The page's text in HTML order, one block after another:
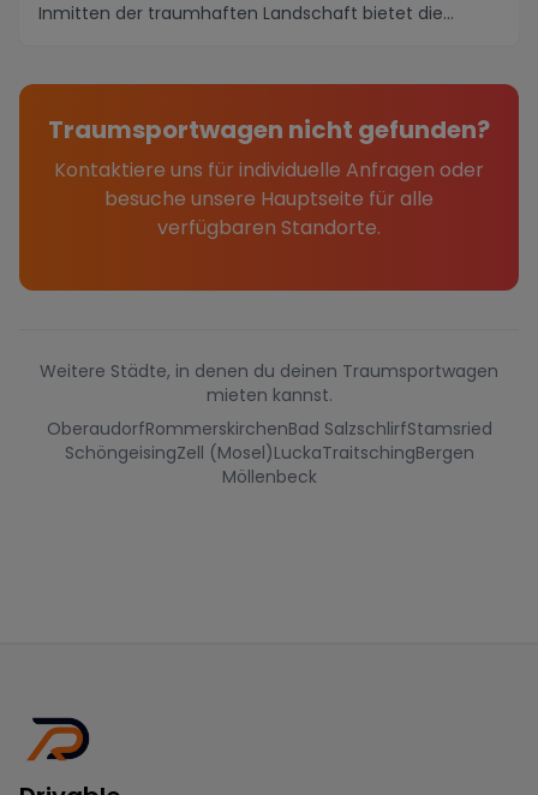
Inmitten der traumhaften Landschaft bietet die
Traumsportwagen nicht gefunden?
Kontaktiere uns für individuelle Anfragen oder
besuche unsere Hauptseite für alle
verfügbaren Standorte.
Weitere Städte, in denen du deinen Traumsportwagen
mieten kannst.
OberaudorfRommerskirchenBad SalzschlirfStamsried
SchöngeisingZell (Mosel)LuckaTraitschingBergen
Möllenbeck